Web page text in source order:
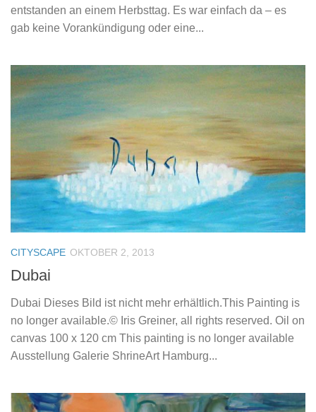
entstanden an einem Herbsttag. Es war einfach da – es
gab keine Vorankündigung oder eine...
CITYSCAPE OKTOBER 2, 2013
Dubai
Dubai Dieses Bild ist nicht mehr erhältlich.This Painting is
no longer available.© Iris Greiner, all rights reserved. Oil on
canvas 100 x 120 cm This painting is no longer available
Ausstellung Galerie ShrineArt Hamburg...